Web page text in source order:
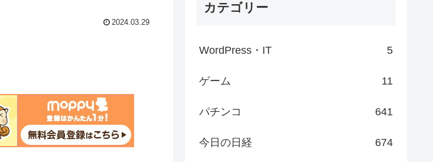
2024.03.29
カテゴリー
WordPress・IT 5
ゲーム 11
パチンコ 641
今日の日経 674